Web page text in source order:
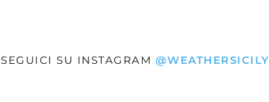
SEGUICI SU INSTAGRAM @WEATHERSICILY